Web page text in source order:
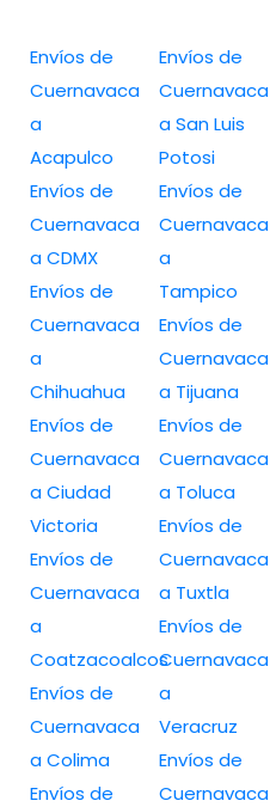
Envíos de
Cuernavaca
a
Acapulco
Envíos de
Cuernavaca
a CDMX
Envíos de
Cuernavaca
a
Chihuahua
Envíos de
Cuernavaca
a Ciudad
Victoria
Envíos de
Cuernavaca
a
Coatzacoalcos
Envíos de
Cuernavaca
a Colima
Envíos de
Envíos de
Cuernavaca
a San Luis
Potosi
Envíos de
Cuernavaca
a
Tampico
Envíos de
Cuernavaca
a Tijuana
Envíos de
Cuernavaca
a Toluca
Envíos de
Cuernavaca
a Tuxtla
Envíos de
Cuernavaca
a
Veracruz
Envíos de
Cuernavaca